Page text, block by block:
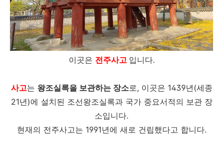
이곳은 전주사고 입니다.
사고는 왕조실록을 보관하는 장소로, 이곳은 1439년(세종
21년)에 설치된 조선왕조실록과 국가 중요서적의 보관 장
소입니다.
현재의 전주사고는 1991년에 새로 건립했다고 합니다.